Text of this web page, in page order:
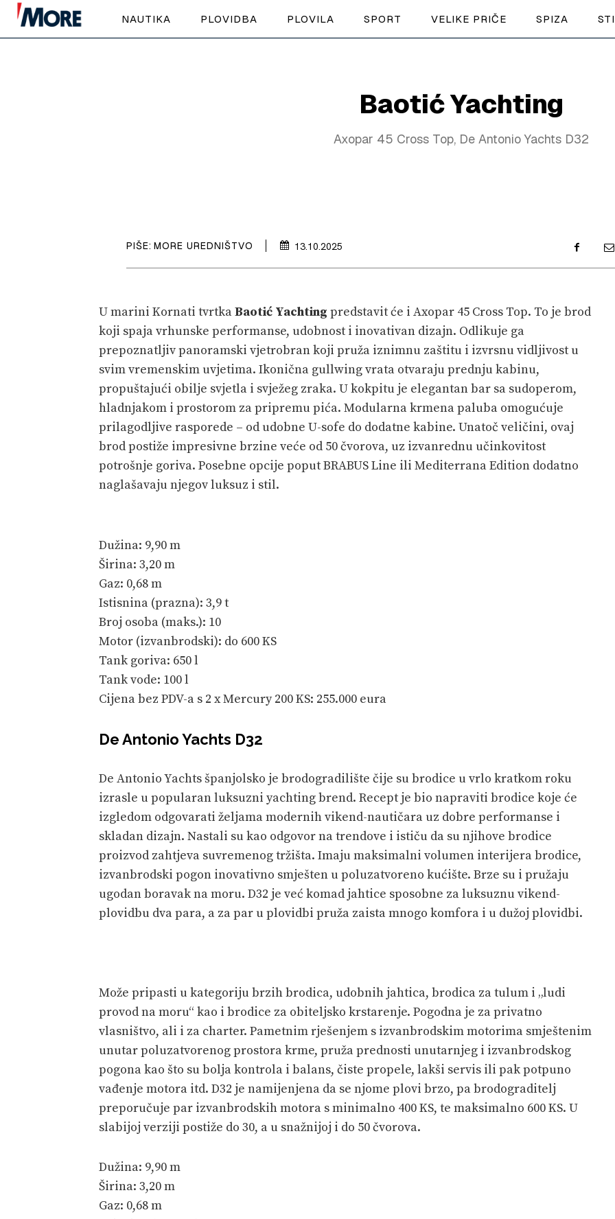
NAUTIKA
VELIKE PRIČE
PRETPLATA
NAUTIKA PLOVIDBA PLOVILA SPORT VELIKE PRIČE SPIZA
Baotić Yachting
Axopar 45 Cross Top, De Antonio Yachts D32
PIŠE: MORE UREDNIŠTVO 13.10.2025
U marini Kornati tvrtkaBaotić Yachting predstavit će i Axopar 45 Cross Top. To je brod
koji spaja vrhunske performanse, udobnost i inovativan dizajn. Odlikuje ga
prepoznatljiv panoramski vjetrobran koji pruža iznimnu zaštitu i izvrsnu vidljivost u
svim vremenskim uvjetima. Ikonična gullwing vrata otvaraju prednju kabinu,
propuštajući obilje svjetla i svježeg zraka. U kokpitu je elegantan bar sa sudoperom,
hladnjakom i prostorom za pripremu pića. Modularna krmena paluba omogućuje
prilagodljive rasporede – od udobne U-sofe do dodatne kabine. Unatoč veličini, ovaj
brod postiže impresivne brzine veće od 50 čvorova, uz izvanrednu učinkovitost
potrošnje goriva. Posebne opcije poput BRABUS Line ili Mediterrana Edition dodatno
naglašavaju njegov luksuz i stil.
Dužina: 9,90 m
Širina: 3,20 m
Gaz: 0,68 m
Istisnina (prazna): 3,9 t
Broj osoba (maks.): 10
Motor (izvanbrodski): do 600 KS
Tank goriva: 650 l
Tank vode: 100 l
Cijena bez PDV-a s 2 x Mercury 200 KS: 255.000 eura
De Antonio Yachts D32
De Antonio Yachts španjolsko je brodogradilište čije su brodice u vrlo kratkom roku
izrasle u popularan luksuzni yachting brend. Recept je bio napraviti brodice koje će
izgledom odgovarati željama modernih vikend-nautičara uz dobre performanse i
skladan dizajn. Nastali su kao odgovor na trendove i ističu da su njihove brodice
proizvod zahtjeva suvremenog tržišta. Imaju maksimalni volumen interijera brodice,
izvanbrodski pogon inovativno smješten u poluzatvoreno kućište. Brze su i pružaju
ugodan boravak na moru. D32 je već komad jahtice sposobne za luksuznu vikend-
plovidbu dva para, a za par u plovidbi pruža zaista mnogo komfora i u dužoj plovidbi.
Može pripasti u kategoriju brzih brodica, udobnih jahtica, brodica za tulum i „ludi
provod na moru“ kao i brodice za obiteljsko krstarenje. Pogodna je za privatno
vlasništvo, ali i za charter. Pametnim rješenjem s izvanbrodskim motorima smještenim
unutar poluzatvorenog prostora krme, pruža prednosti unutarnjeg i izvanbrodskog
pogona kao što su bolja kontrola i balans, čiste propele, lakši servis ili pak potpuno
vađenje motora itd. D32 je namijenjena da se njome plovi brzo, pa brodograditelj
preporučuje par izvanbrodskih motora s minimalno 400 KS, te maksimalno 600 KS. U
slabijoj verziji postiže do 30, a u snažnijoj i do 50 čvorova.
Dužina: 9,90 m
Širina: 3,20 m
Gaz: 0,68 m